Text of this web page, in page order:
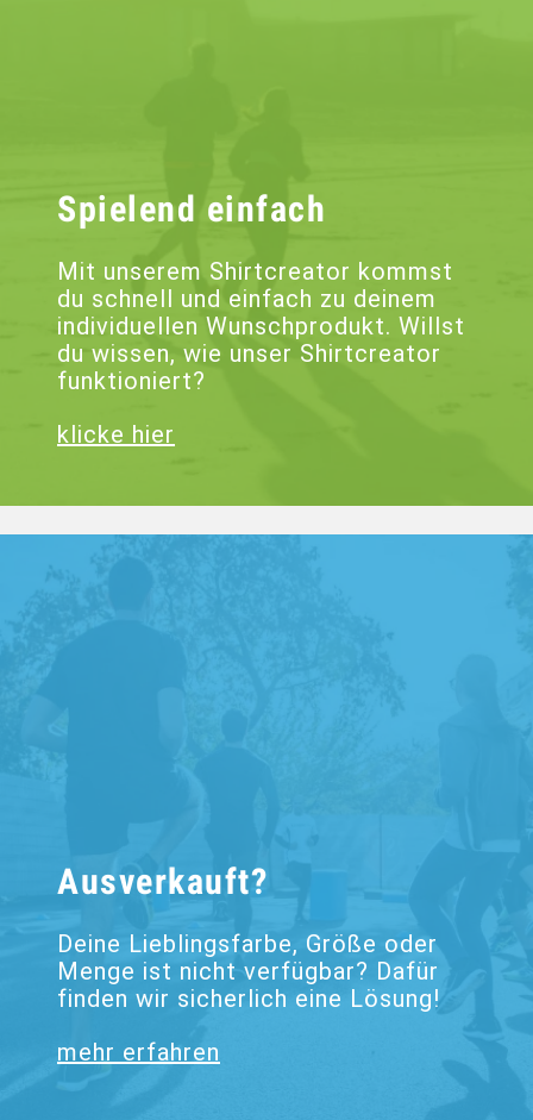
Spielend einfach
Mit unserem Shirtcreator kommst
du schnell und einfach zu deinem
individuellen Wunschprodukt. Willst
du wissen, wie unser Shirtcreator
funktioniert?
klicke hier
Ausverkauft?
Deine Lieblingsfarbe, Größe oder
Menge ist nicht verfügbar? Dafür
finden wir sicherlich eine Lösung!
mehr erfahren